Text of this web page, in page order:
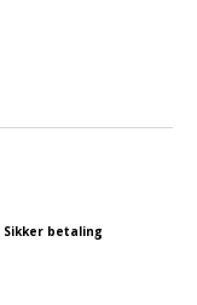
Sikker betaling